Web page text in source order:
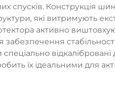
спусків. Конструкція
які витримують
активно
відкалібровані
їх ідеальними для